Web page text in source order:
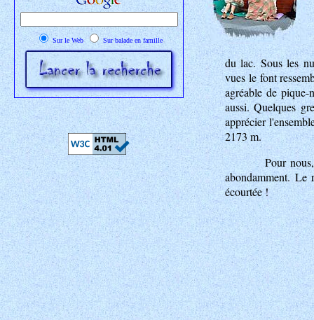
Sur le Web Sur balade en famille
du lac. Sous les
vues le font
agréable de
aussi. Quelques
apprécier
2173 m.
Pour
abondamment.
écourtée !